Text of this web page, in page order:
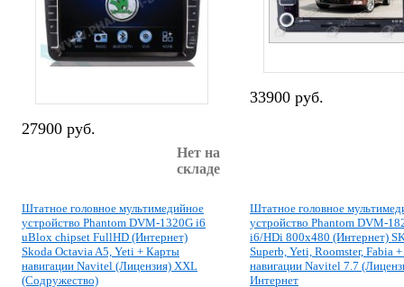
27900 руб.
Нет на
складе
33900 руб.
Штатное головное мультимедийное
устройство Phantom DVM-1320G i6
uBlox chipset FullHD (Интернет)
Skoda Octavia A5, Yeti + Карты
навигации Navitel (Лицензия) XXL
(Содружество)
Штатное головное
устройство Phantom DVM-
i6/HDi 800x480 (Интернет)
Superb, Yeti, Roomster, Fabia
навигации Navitel 7.7
Интернет